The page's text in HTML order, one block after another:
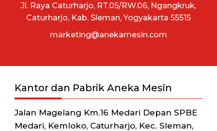
Jl. Raya Caturharjo, RT.05/RW.06, Ngangkruk,
Caturharjo, Kab. Sleman, Yogyakarta 55515
marketing@anekamesin.com
Kantor dan Pabrik Aneka Mesin
Jalan Magelang Km.16 Medari Depan SPBE
Medari, Kemloko, Caturharjo, Kec. Sleman,